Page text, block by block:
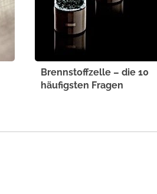
Brennstoffzelle – die 10
häufigsten Fragen